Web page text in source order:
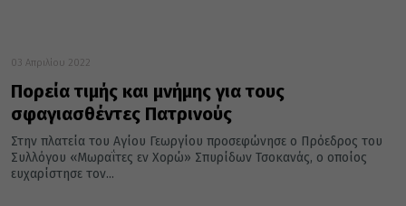
03 Απριλίου 2022
Πορεία τιμής και μνήμης για τους
σφαγιασθέντες Πατρινούς
Στην πλατεία του Αγίου Γεωργίου προσεφώνησε ο Πρόεδρος του
Συλλόγου «Μωραΐτες εν Χορώ» Σπυρίδων Τσοκανάς, ο οποίος
ευχαρίστησε τον...